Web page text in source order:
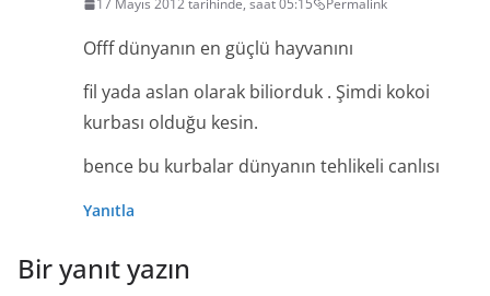
17 Mayıs 2012 tarihinde, saat 05:15 Permalink
Offf dünyanın en güçlü hayvanını
fil yada aslan olarak biliorduk . Şimdi kokoi
kurbası olduğu kesin.
bence bu kurbalar dünyanın tehlikeli canlısı
Yanıtla
Bir yanıt yazın